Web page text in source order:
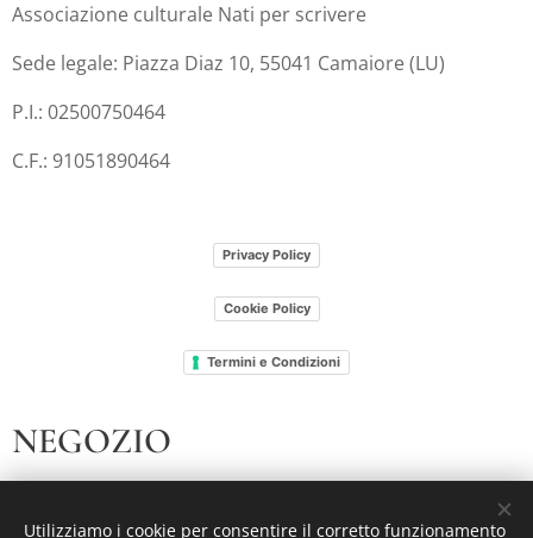
Associazione culturale Nati per scrivere
Sede legale: Piazza Diaz 10, 55041 Camaiore (LU)
P.I.: 02500750464
C.F.: 91051890464
Privacy Policy
Cookie Policy
Termini e Condizioni
NEGOZIO
Utilizziamo i cookie per consentire il corretto funzionamento